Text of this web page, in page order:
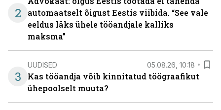
2
automaatselt õigust Eestis viibida. “See vale
eeldus läks ühele tööandjale kalliks
maksma”
3
UUDISED 05.08.26, 10:18
Kas tööandja võib kinnitatud töögraafikut
ühepoolselt muuta?